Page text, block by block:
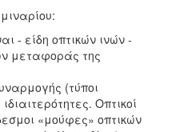
- είδη οπτικών ινών -
μεταφοράς της
(τύποι
Οπτικοί
«μούφες» οπτικών